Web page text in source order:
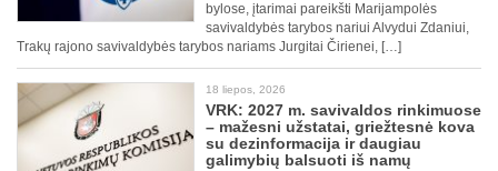
bylose, įtarimai pareikšti Marijampolės
savivaldybės tarybos nariui Alvydui Zdaniui,
Trakų rajono savivaldybės tarybos nariams Jurgitai Čirienei, […]
18 liepos, 2026
VRK: 2027 m. savivaldos rinkimuose
– mažesni užstatai, griežtesnė kova
su dezinformacija ir daugiau
galimybių balsuoti iš namų